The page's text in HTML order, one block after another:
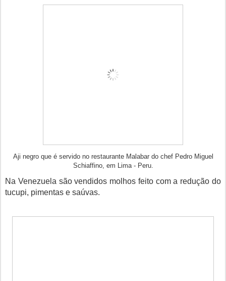
Aji negro que é servido no restaurante Malabar do chef Pedro Miguel
Schiaffino, em Lima - Peru.
Na Venezuela são vendidos molhos feito com a redução do
tucupi, pimentas e saúvas.